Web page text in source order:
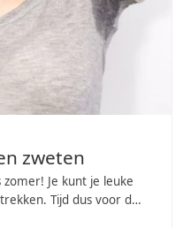
zweten
Je kunt je leuke
Tijd dus voor de